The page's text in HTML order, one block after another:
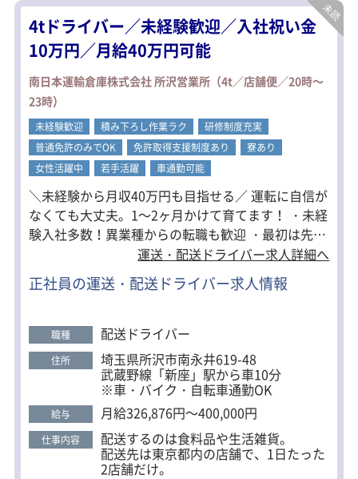
渋滞時は高速利用OK（会社全額負担）
で、移動もスムーズです。
【1日の流れ】
出勤 → ルート確認 → 回収 → 荷卸し →
日報作成 → 退社
【無理のない作業体制】
お客様先での回収作業は基本的に1人で
の手積み作業ですが、
重量物や大型機器については、
複数名体制またはフォークリフト使用
で対応します。
「全部1人で持たされる…」ということ
はありませんので、
体力面に不安がある方も安心です。
4tドライバー／未経験歓迎／入社祝い金
10万円／月給40万円可能
南日本運輸倉庫株式会社 所沢営業所（4t／店舗便／20時～
23時）
未経験歓迎 積み下ろし作業ラク
研修制度充実
普通免許のみでOK
免許取得支援制度あり
寮あり
女性活躍中
若手活躍 車通勤可能
＼未経験から月収40万円も目指せる／ 運転に自信が
なくても大丈夫。1～2ヶ月かけて育てます！ ・未経
験入社多数！異業種からの転職も歓迎 ・最初は先輩
と一緒に運転するので安心 ・固定ルートからスター
ト！道もすぐ覚えられる ・荷物はカゴ台車だから手
積み・手降ろしなし ・1日2店舗だけ！配送件数少な
全週休2日・週休3日も相談OK ・入社祝い金10万円
支給 「トラックに乗ったことがない…」そんな方も
歓迎！ 今活躍している先輩も、最初は未経験からの
り、 ・トラックの運転 ・配送ルート ・荷物の扱い
方 ・駐車のコツ まで、一つひとつ丁寧に教えます。
研修期間は約1～2ヶ月。 焦らず自信がついてから独
り立ちできるので安心です。
運送・配送ドライバー求人詳細へ
正社員の運送・配送ドライバー求人情報
職種 配送ドライバー
住所 埼玉県所沢市南永井619-48
武蔵野線「新座」駅から車10分
※車・バイク・自転車通勤OK
給与 月給326,876円～400,000円
仕事内容 配送するのは食料品や生活雑貨。
配送先は東京都内の店舗で、1日たった
2店舗だけ。